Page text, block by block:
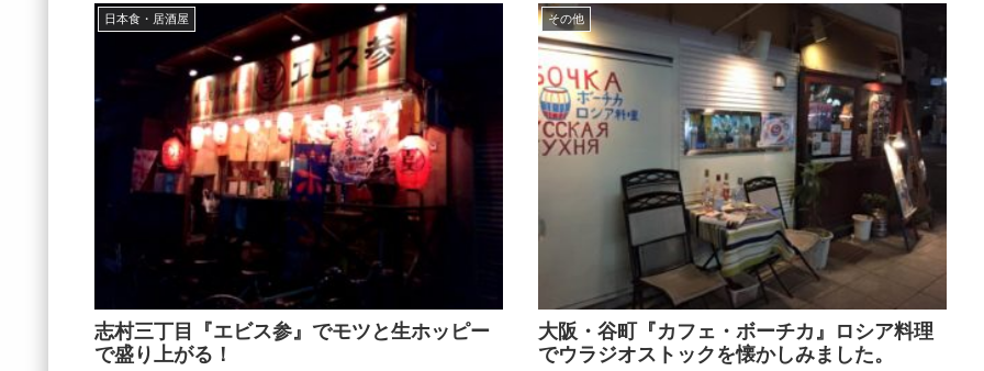
日本食・居酒屋
志村三丁目『エビス参』でモツと生ホッピー
で盛り上がる！
その他
大阪・谷町『カフェ・ボーチカ』ロシア料理
でウラジオストックを懐かしみました。